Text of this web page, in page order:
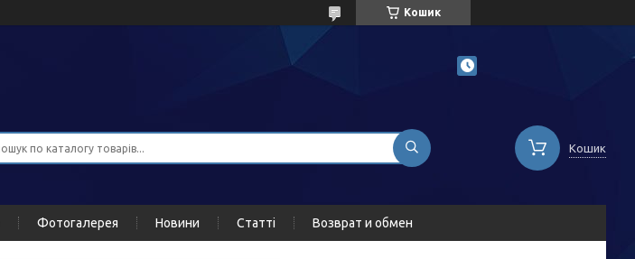
Кошик
Кошик
Фотогалерея Новини Статті Возврат и обмен